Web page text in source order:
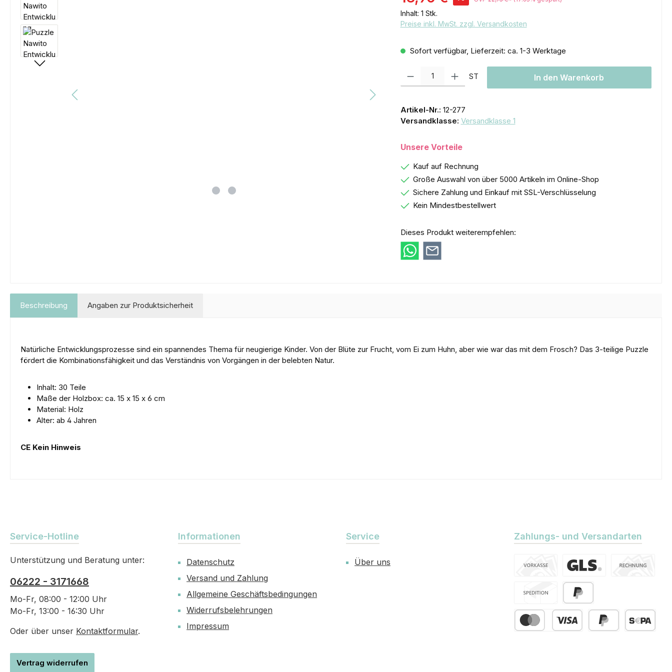
Inhalt: 1 Stk.
Preise inkl. MwSt. zzgl. Versandkosten
Sofort verfügbar, Lieferzeit: ca. 1-3 Werktage
Produkt Anzahl: Gib den gewünschten Wert ein oder benutze die Schaltflächen
ST In den Warenkorb
Artikel-Nr.: 12-277
Versandklasse: Versandklasse 1
Unsere Vorteile
Kauf auf Rechnung
Große Auswahl von über 5000 Artikeln im Online-Shop
Sichere Zahlung und Einkauf mit SSL-Verschlüsselung
Kein Mindestbestellwert
Dieses Produkt weiterempfehlen:
Beschreibung Angaben zur Produktsicherheit
Natürliche Entwicklungsprozesse sind ein spannendes Thema für neugierige Kinder. Von der Blüte zur Frucht, vom Ei zum Huhn, aber wie war das mit dem Frosch? Das 3-teilige Puzzle
fördert die Kombinationsfähigkeit und das Verständnis von Vorgängen in der belebten Natur.
Inhalt: 30 Teile
Maße der Holzbox: ca. 15 x 15 x 6 cm
Material: Holz
Alter: ab 4 Jahren
CE Kein Hinweis
Service-Hotline
Unterstützung und Beratung unter:
06222 - 3171668
Mo-Fr, 08:00 - 12:00 Uhr
Mo-Fr, 13:00 - 16:30 Uhr
Oder über unser Kontaktformular.
Vertrag widerrufen
Informationen
Datenschutz
Versand und Zahlung
Allgemeine Geschäftsbedingungen
Widerrufsbelehrungen
Impressum
Service
Über uns
Zahlungs- und Versandarten
PayPal
Standard
Spedition